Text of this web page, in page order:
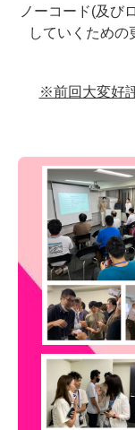
ノーコード(及び
していくため
※前回大変好